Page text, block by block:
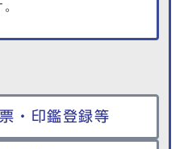
・印鑑登録等